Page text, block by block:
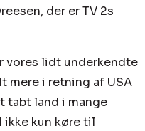
der er TV 2s
vores lidt underkendte
mere i retning af USA
tabt land i mange
ikke kun køre til